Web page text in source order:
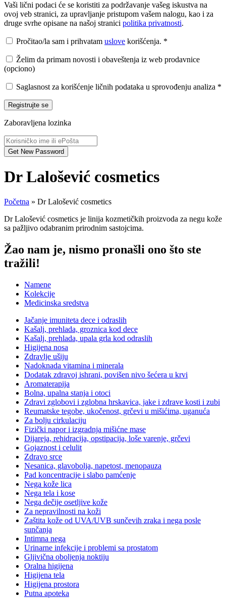
Vaši lični podaci će se koristiti za podržavanje vašeg iskustva na
ovoj veb stranici, za upravljanje pristupom vašem nalogu, kao i za
druge svrhe opisane na našoj stranici politika privatnosti.
Pročitao/la sam i prihvatam uslove korišćenja. *
Želim da primam novosti i obaveštenja iz web prodavnice
(opciono)
Saglasnost za korišćenje ličnih podataka u sprovođenju analiza *
Registrujte se
Zaboravljena lozinka
Dr Lalošević cosmetics
Početna » Dr Lalošević cosmetics
Dr Lalošević cosmetics je linija kozmetičkih proizvoda za negu kože
sa pažljivo odabranim prirodnim sastojcima.
Žao nam je, nismo pronašli ono što ste
tražili!
Namene
Kolekcije
Medicinska sredstva
Jačanje imuniteta dece i odraslih
Kašalj, prehlada, groznica kod dece
Kašalj, prehlada, upala grla kod odraslih
Higijena nosa
Zdravlje ušiju
Nadoknada vitamina i minerala
Dodatak zdravoj ishrani, povišen nivo šećera u krvi
Aromaterapija
Bolna, upalna stanja i otoci
Zdravi zglobovi i zglobna hrskavica, jake i zdrave kosti i zubi
Reumatske tegobe, ukočenost, grčevi u mišićima, uganuća
Za bolju cirkulaciju
Fizički napor i izgradnja mišićne mase
Dijareja, rehidracija, opstipacija, loše varenje, grčevi
Gojaznost i celulit
Zdravo srce
Nesanica, glavobolja, napetost, menopauza
Pad koncentracije i slabo pamćenje
Nega kože lica
Nega tela i kose
Nega dečije osetljive kože
Za nepravilnosti na koži
Zaštita kože od UVA/UVB sunčevih zraka i nega posle
sunčanja
Intimna nega
Urinarne infekcije i problemi sa prostatom
Gljivična oboljenja noktiju
Oralna higijena
Higijena tela
Higijena prostora
Putna apoteka